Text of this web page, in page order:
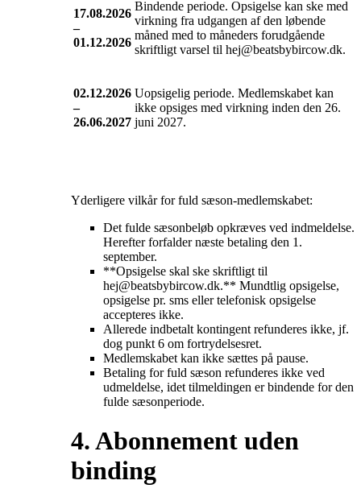
17.08.2026
–
01.12.2026
Bindende periode. Opsigelse kan ske med
virkning fra udgangen af den løbende
måned med to måneders forudgående
skriftligt varsel til hej@beatsbybircow.dk.
02.12.2026
–
26.06.2027
Uopsigelig periode. Medlemskabet kan
ikke opsiges med virkning inden den 26.
juni 2027.
Yderligere vilkår for fuld sæson-medlemskabet:
Det fulde sæsonbeløb opkræves ved indmeldelse.
Herefter forfalder næste betaling den 1.
september.
**Opsigelse skal ske skriftligt til
hej@beatsbybircow.dk.** Mundtlig opsigelse,
opsigelse pr. sms eller telefonisk opsigelse
accepteres ikke.
Allerede indbetalt kontingent refunderes ikke, jf.
dog punkt 6 om fortrydelsesret.
Medlemskabet kan ikke sættes på pause.
Betaling for fuld sæson refunderes ikke ved
udmeldelse, idet tilmeldingen er bindende for den
fulde sæsonperiode.
4. Abonnement uden
binding